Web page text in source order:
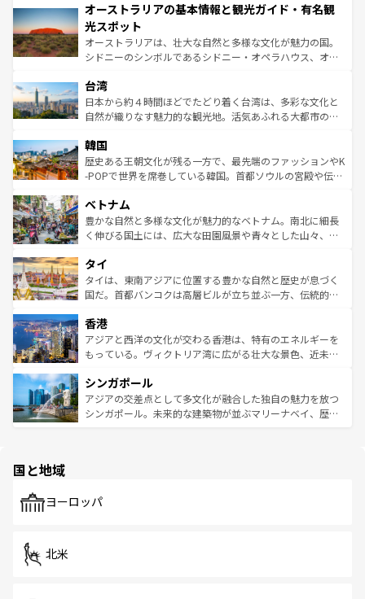
部のニューオーリンズでは、音楽と美食が融合した独特の
文化が魅力。旅行者はアメリカの各地域で異なる魅力を楽
しみながら、その多様性と豊かな歴史を感じることができ
るだろう。車でのロードトリップや列車の旅も、アメリカ
情報は
ワイ島は見逃せない。また、定番の観光地といえばオアフ
島だが、静かな自然を求めるならマウイ島やカウアイ島が
おすすめ。エメラルドグリーンに輝く海をはじめ、豊かな
文化や歴史が息づいている。「アロハスピリット」と呼ば
人々、おいしいローカルフードやハワイアンミュージッ
ク、伝統的なフラダンスなど、すべてがハワイの魅力を彩
っている。訪れるたびに新しい発見と感動が待っているハ
はコンテンツ一覧
オーストラリアの基本情報と観光ガイド・有名観
光スポット
オーストラリアは、壮大な自然と多様な文化が魅力の国。
シドニーのシンボルであるシドニー・オペラハウス、オー
リアリーフや大陸中央部にそびえるウルル（エアーズロッ
ク）、タスマニアの美しい原生林やケアンズの熱帯雨林な
ど、見どころがたくさん。また、カフェやワイン、オージ
いる。アクティビティも充実しており、サーフィンやダイ
ビング、ハイキングなど、アウトドア好きにはたまらな
い。オーストラリアの多彩な魅力を存分に味わいつくそ
参照してほしい。
台湾
日本から約４時間ほどでたどり着く台湾は、多彩な文化と
自然が織りなす魅力的な観光地。活気あふれる大都市の台
ン）、静ひつな山岳地帯である台湾東部など、都市の喧騒
と山間の静けさが共存しており、訪れる人に新しい発見と
驚きをもたらしてくれる。また、奥深い台湾の食文化も魅
容にもいいと評判のスイーツなど、バラエティ豊かな料理
が味わえる。 なお、新着の台湾情報は コンテンツ一覧を参
照してほしい。
韓国
歴史ある王朝文化が残る一方で、最先端のファッションやK
-POPで世界を席巻している韓国。首都ソウルの宮殿や伝統
き、地方に足を延ばせば四季折々の自然美を楽しむことが
できる。そして、キムチや焼肉、絶品のストリートフード
まで、さまざまな韓国料理が待っている。夜には、韓国な
リティに包まれながら、韓国の多彩な魅力を心ゆくまで味
わってみてほしい。 なお、新着の韓国情報はコンテンツ一
覧を参照してほしい。
ベトナム
豊かな自然と多様な文化が魅力的なベトナム。南北に細長
く伸びる国土には、広大な田園風景や青々とした山々、世
急速な発展と共に伝統が息づく。ハノイの古い町並みやホ
ーチミン市のフランス統治時代の建物も、独特の雰囲気を
醸し出している。また、バラエティの豊かさとおいしさで
とつ。フォーやバインミー、ベトナムコーヒーなどは、ぜ
ひ現地で味わいたい。どの地域を訪れてもあたたかい人々
が旅行者を迎えてくれるので、きっと忘れられない旅にな
参照してほしい。
タイ
タイは、東南アジアに位置する豊かな自然と歴史が息づく
国だ。首都バンコクは高層ビルが立ち並ぶ一方、伝統的な
の活気が交差している。北部ではチェンマイなどの山岳地
帯で自然と触れ合い、南部ではプーケットやクラビの美し
いビーチでリゾート気分を楽しむことができる。タイ料理
激する。気候は一年中温暖で、どの季節にも異なる楽しみ
が待っている。親しみやすいタイの人々、仏教を中心とし
た文化、そして多様な観光資源が、訪れる旅人を魅了し続
香港
アジアと西洋の文化が交わる香港は、特有のエネルギーを
もっている。ヴィクトリア湾に広がる壮大な景色、近未来
み、どこを訪れても感動するはず。観光スポットが密集し
ており、効率よく見どころを回れるのも魅力。息をのむよ
うな絶景から文化的な体験まで、香港を存分に楽しみ尽く
シンガポール
アジアの交差点として多文化が融合した独自の魅力を放つ
シンガポール。未来的な建築物が並ぶマリーナベイ、歴史
で、ホーカーズは地元の風情を楽しめる外せないスポット
国と地域
ヨーロッパ
北米